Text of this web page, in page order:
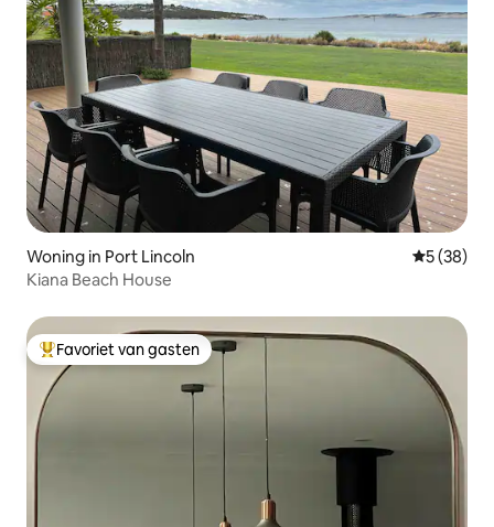
Woning in Port Lincoln
5 (38)
Kiana Beach House
Topfavoriet van gasten
Favoriet van gasten